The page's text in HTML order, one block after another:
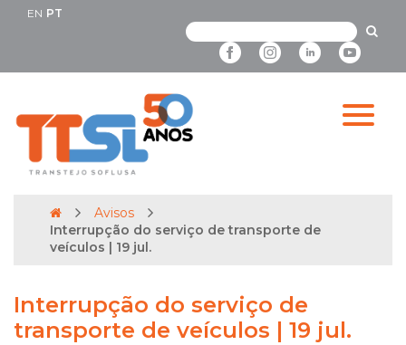
EN PT
Avisos
Interrupção do serviço de transporte de
veículos | 19 jul.
Interrupção do serviço de
transporte de veículos | 19 jul.